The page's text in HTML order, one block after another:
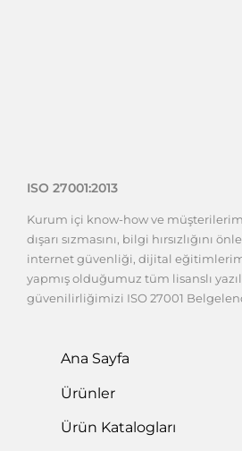
ISO 27001:2013
Kurum içi know-how ve
dışarı sızmasını, bilgi hırsızlığını
internet güvenliği, dijital
yapmış olduğumuz tüm lisanslı
güvenilirliğimizi ISO 27001
Ana Sayfa
Ürünler
Ürün Katalogları